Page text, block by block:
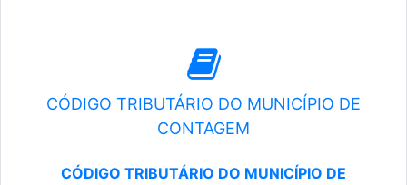
CÓDIGO TRIBUTÁRIO DO MUNICÍPIO DE
CONTAGEM
CÓDIGO TRIBUTÁRIO DO MUNICÍPIO DE